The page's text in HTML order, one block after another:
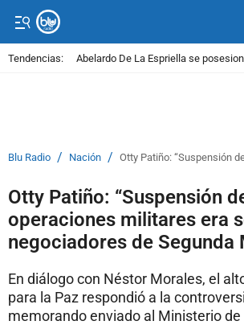
Tendencias: Abelardo De La Espriella se
Blu Radio / Nación / Otty Patiño: “Suspensión
Otty Patiño: “Suspensión
operaciones militares era
negociadores de Segunda
En diálogo con Néstor Morales, el
para la Paz respondió a la
memorando enviado al Ministerio de